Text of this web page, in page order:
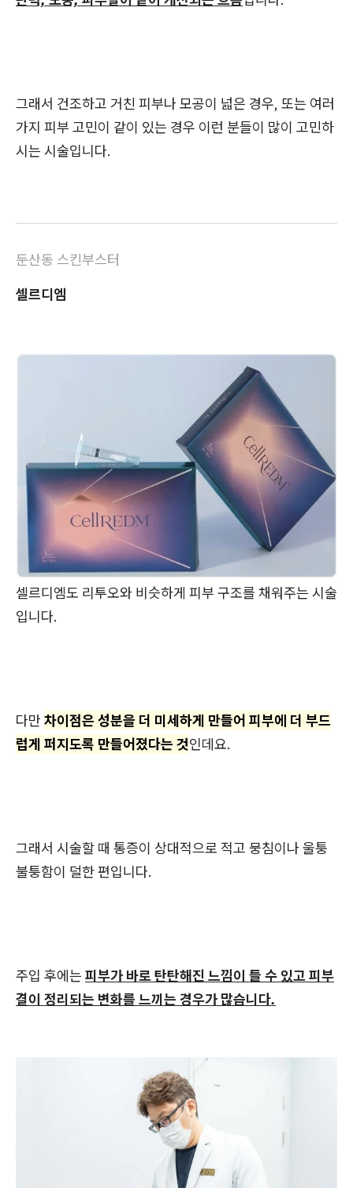
그래서 건조하고 거친 피부나 모공이 넓은 경우, 또는 여러
가지 피부 고민이 같이 있는 경우 이런 분들이 많이 고민하
시는 시술입니다.
둔산동 스킨부스터
셀르디엠
셀르디엠도 리투오와 비슷하게 피부 구조를 채워주는 시술
입니다.
다만 차이점은 성분을 더 미세하게 만들어 피부에 더 부드
럽게 퍼지도록 만들어졌다는 것인데요.
그래서 시술할 때 통증이 상대적으로 적고 뭉침이나 울퉁
불퉁함이 덜한 편입니다.
주입 후에는 피부가 바로 탄탄해진 느낌이 들 수 있고 피부
결이 정리되는 변화를 느끼는 경우가 많습니다.